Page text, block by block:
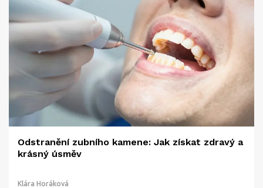
Odstranění zubního kamene: Jak získat zdravý a
krásný úsměv
Klára Horáková